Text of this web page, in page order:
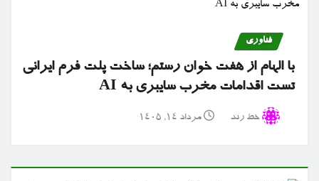
فناوری
با الهام از هفت خوان رستم؛ ساخت پلت فرم ایرانی
تست اقدامات مخرب سایبری به AI
خط رند مرداد ۱۴, ۱۴۰۵